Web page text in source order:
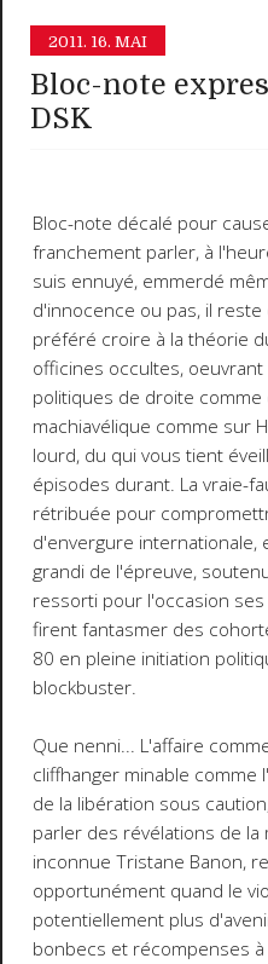
2011. 16. MAI
Bloc-note
DSK
Bloc-note décalé pour
franchement parler, à
suis ennuyé, emmerdé
d'innocence ou pas, il reste
préféré croire à la théorie
officines occultes,
politiques de droite
machiavélique comme sur
lourd, du qui vous tient
épisodes durant. La vraie-
rétribuée pour
d'envergure internationale,
grandi de l'épreuve,
ressorti pour l'occasion
firent fantasmer des
80 en pleine initiation
blockbuster.
Que nenni... L'affaire
cliffhanger minable comme
de la libération sous
parler des révélations de
inconnue Tristane Banon,
opportunément quand le
potentiellement plus
bonbecs et récompenses